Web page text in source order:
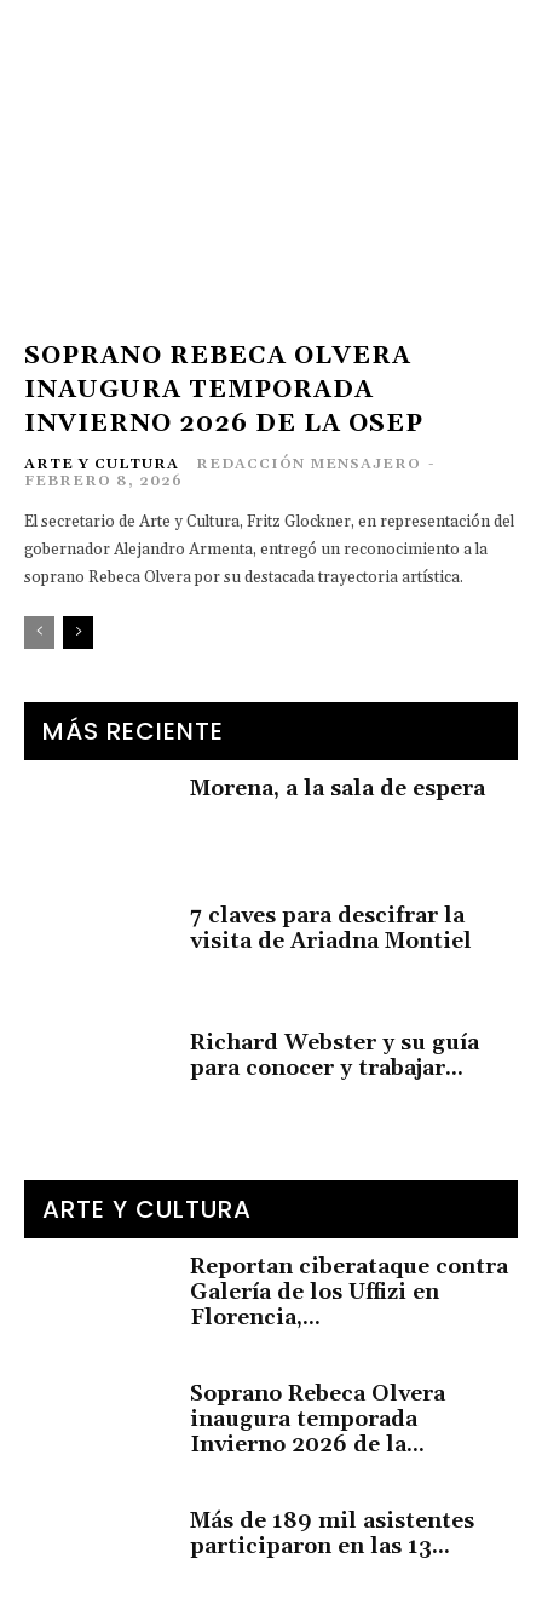
SOPRANO REBECA OLVERA
INAUGURA TEMPORADA
INVIERNO 2026 DE LA OSEP
ARTE Y CULTURA REDACCIÓN MENSAJERO -
FEBRERO 8, 2026
El secretario de Arte y Cultura, Fritz Glockner, en representación del
gobernador Alejandro Armenta, entregó un reconocimiento a la
soprano Rebeca Olvera por su destacada trayectoria artística.
MÁS RECIENTE
Morena, a la sala de espera
7 claves para descifrar la
visita de Ariadna Montiel
Richard Webster y su guía
para conocer y trabajar...
ARTE Y CULTURA
Reportan ciberataque contra
Galería de los Uffizi en
Florencia,...
Soprano Rebeca Olvera
inaugura temporada
Invierno 2026 de la...
Más de 189 mil asistentes
participaron en las 13...